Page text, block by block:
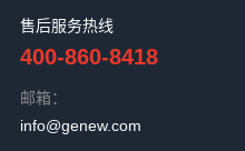
售后服务热线
400-860-8418
邮箱：
info@genew.com